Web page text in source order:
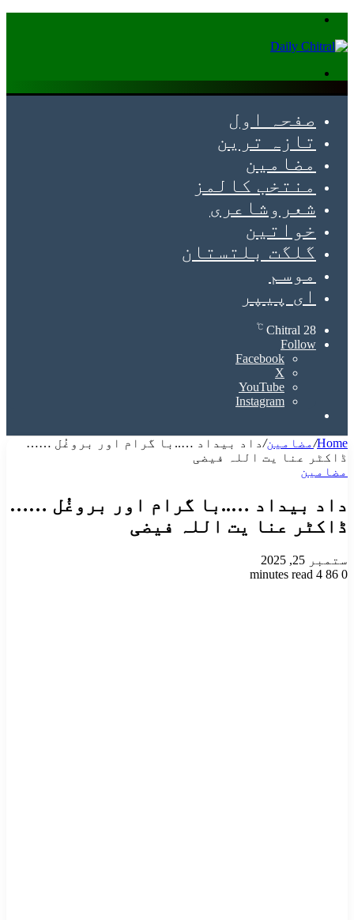
صفحہ اول
تازہ ترین
مضامین
منتخب کالمز
شعروشاعری
خواتین
گلگت بلتستان
موسم
ای پیپر
Chitral 28
℃
Follow
Facebook
X
YouTube
Instagram
Home
/مضامین/داد بیداد …..با گرام اور بروغُل ……
ڈاکٹر عنا یت اللہ فیضی
مضامین
داد بیداد …..با گرام اور بروغُل ……
ڈاکٹر عنا یت اللہ فیضی
ستمبر 25, 2025
0
4 minutes read